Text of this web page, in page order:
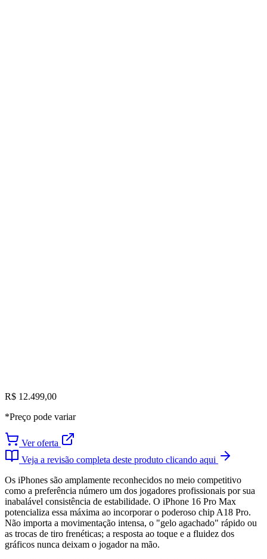
R$ 12.499,00
*Preço pode variar
Ver oferta
Veja a revisão completa deste produto clicando aqui
Os iPhones são amplamente reconhecidos no meio competitivo
como a preferência número um dos jogadores profissionais por sua
inabalável consistência de estabilidade. O iPhone 16 Pro Max
potencializa essa máxima ao incorporar o poderoso chip A18 Pro.
Não importa a movimentação intensa, o "gelo agachado" rápido ou
as trocas de tiro frenéticas; a resposta ao toque e a fluidez dos
gráficos nunca deixam o jogador na mão.